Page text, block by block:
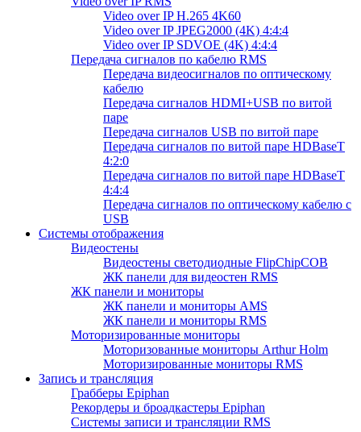
Video over IP H.265 4K60
Video over IP JPEG2000 (4K) 4:4:4
Video over IP SDVOE (4K) 4:4:4
Передача сигналов по кабелю RMS
Передача видеосигналов по оптическому
кабелю
Передача сигналов HDMI+USB по витой
паре
Передача сигналов USB по витой паре
Передача сигналов по витой паре HDBaseT
4:2:0
Передача сигналов по витой паре HDBaseT
4:4:4
Передача сигналов по оптическому кабелю с
USB
Системы отображения
Видеостены
Видеостены светодиодные FlipChipCOB
ЖК панели для видеостен RMS
ЖК панели и мониторы
ЖК панели и мониторы AMS
ЖК панели и мониторы RMS
Моторизированные мониторы
Моторизованные мониторы Arthur Holm
Моторизированные мониторы RMS
Запись и трансляция
Грабберы Epiphan
Рекордеры и броадкастеры Epiphan
Системы записи и трансляции RMS